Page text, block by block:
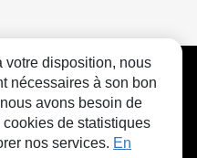
Cookies
votre disposition, nous
nécessaires à son bon
avons besoin de
de statistiques
nos services. En